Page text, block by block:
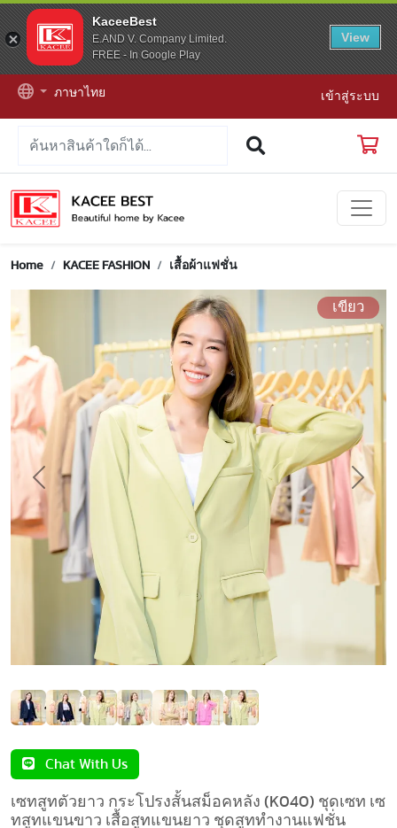
KaceeBest
E.AND V. Company Limited.
FREE - In Google Play
View
ภาษาไทย เข้าสู่ระบบ
Home KACEE FASHION เสื้อผ้าแฟชั่น
เขียว
Previous Next
Chat With Us
เซทสูทตัวยาว กระโปรงสั้นสม็อคหลัง (K040) ชุดเซท เซ
ทสูทแขนขาว เสื้อสูทแขนยาว ชุดสูททำงานแฟชั่น